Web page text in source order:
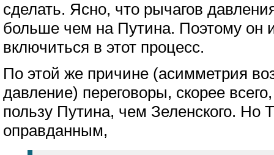
сделать. Ясно, что рычагов
больше чем на Путина. Поэтому он
включиться в этот процесс.
По этой же причине (асимметрия
давление) переговоры, скорее
пользу Путина, чем Зеленского. Но
оправданным,